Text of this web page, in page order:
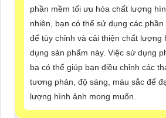
phần mềm tối ưu hóa chất lượng
nhiên, bạn có thể sử dụng các
để tùy chỉnh và cải thiện chất lượng
dụng sản phẩm này. Việc sử dụng
ba có thể giúp bạn điều chỉnh các
tương phản, độ sáng, màu sắc để
lượng hình ảnh mong muốn.